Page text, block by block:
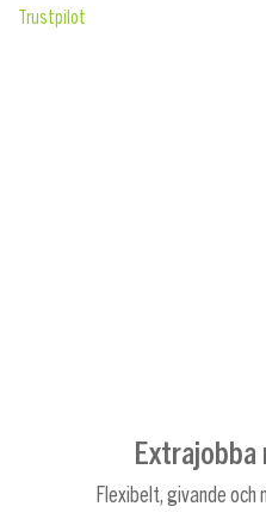
Trustpilot
Extrajobba
Flexibelt, givande och